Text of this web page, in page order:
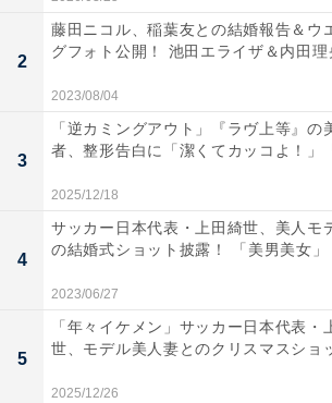
2
藤田ニコル、稲葉友との結婚報告＆ウ
グフォト公開！ 池田エライザ＆内田理
2023/08/04
3
「逆カミングアウト」『ラヴ上等』の
者、整形告白に「潔くてカッコよ！」
2025/12/18
4
サッカー日本代表・上田綺世、美人モ
の結婚式ショット披露！ 「美男美女」
2023/06/27
5
「年々イケメン」サッカー日本代表・
世、モデル美人妻とのクリスマスショ
2025/12/26